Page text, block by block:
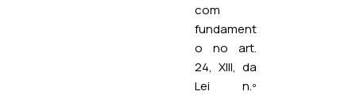
com
fundament
o no art.
24, XIII, da
Lei n.º